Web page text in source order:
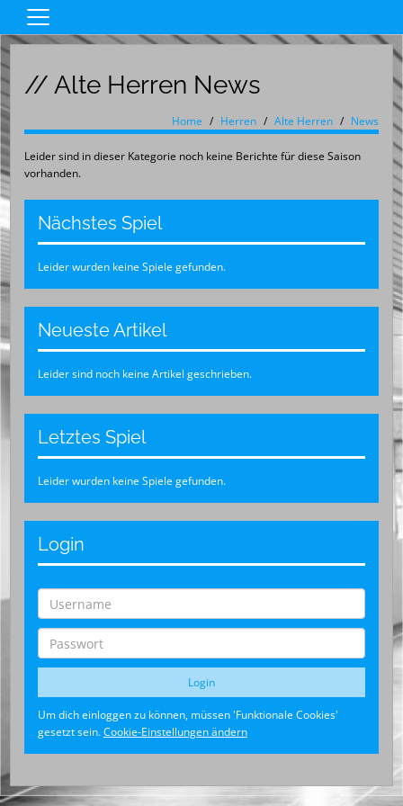
Damen
Spielplan
Liveticker
Fanshop
// Alte Herren News
Home Herren Alte Herren News
Leider sind in dieser Kategorie noch keine Berichte für diese Saison
vorhanden.
Nächstes Spiel
Leider wurden keine Spiele gefunden.
Neueste Artikel
Leider sind noch keine Artikel geschrieben.
Letztes Spiel
Leider wurden keine Spiele gefunden.
Login
Um dich einloggen zu können, müssen 'Funktionale Cookies'
gesetzt sein.Cookie-Einstellungen ändern